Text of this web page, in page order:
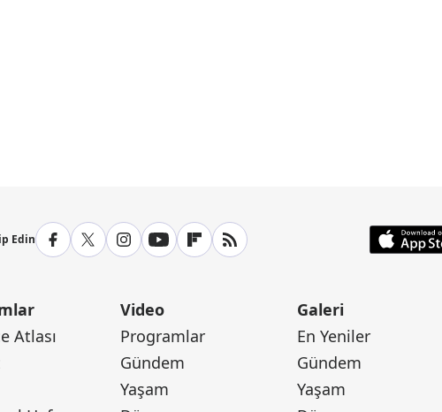
Edin
Atlası
Video
Programlar
Gündem
Yaşam
Galeri
En Yeniler
Gündem
Yaşam